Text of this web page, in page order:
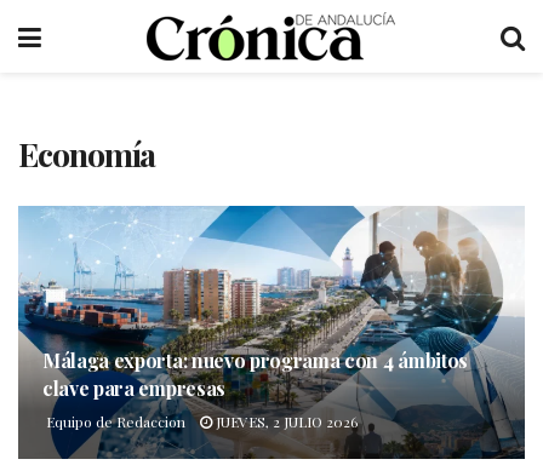
Economía
Málaga exporta: nuevo programa con 4 ámbitos
clave para empresas
Equipo de Redaccion JUEVES, 2 JULIO 2026